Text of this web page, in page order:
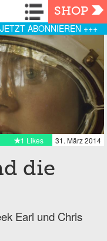
Navigation
SHOP
ABONNIEREN +++
31. März 2014
1 Likes
die
Earl und Chris